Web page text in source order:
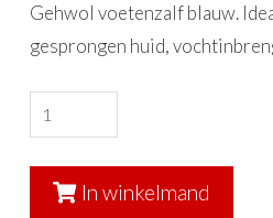
Gehwol voetenzalf blauw.
gesprongen huid,
Gehwol
voetcreme
blauw
aantal
In winkelmand